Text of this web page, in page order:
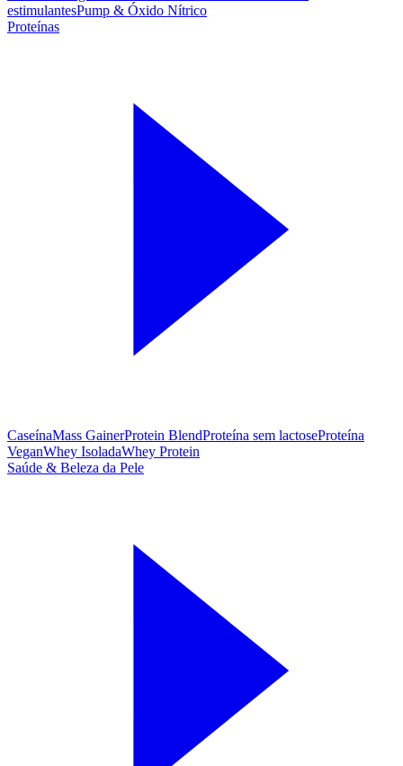
estimulantesPump & Óxido Nítrico
Proteínas
CaseínaMass GainerProtein BlendProteína sem lactoseProteína
VeganWhey IsoladaWhey Protein
Saúde & Beleza da Pele